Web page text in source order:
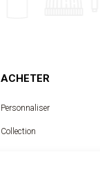
ACHETER
Personnaliser
Collection